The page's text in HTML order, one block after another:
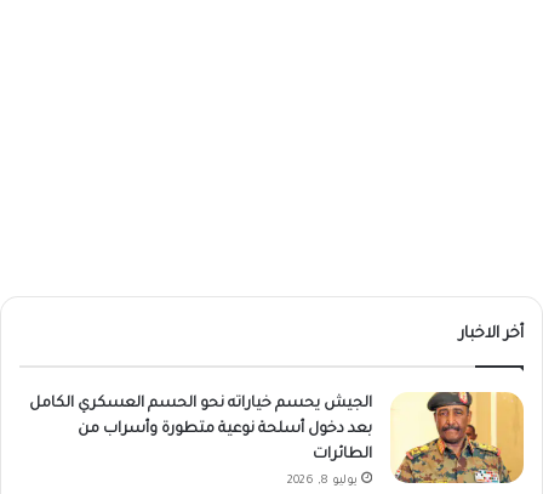
أخر الاخبار
الجيش يحسم خياراته نحو الحسم العسكري الكامل
بعد دخول أسلحة نوعية متطورة وأسراب من
الطائرات
يوليو 8, 2026